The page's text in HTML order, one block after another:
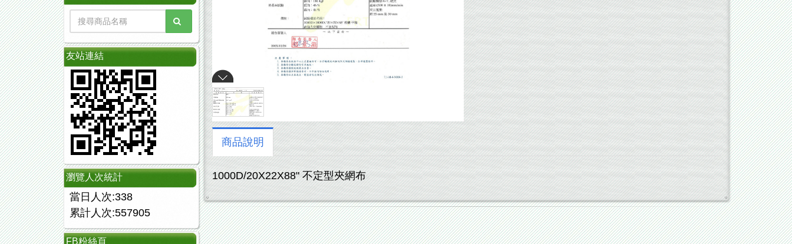
友站連結
瀏覽人次統計
當日人次:338
累計人次:557905
FB粉絲頁
商品說明
1000D/20X22X88" 不定型夾網布